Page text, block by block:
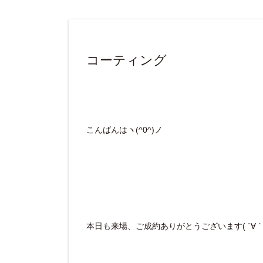
コーティング
こんばんはヽ(^0^)ノ
本日も来場、ご成約ありがとうございます( ´∀